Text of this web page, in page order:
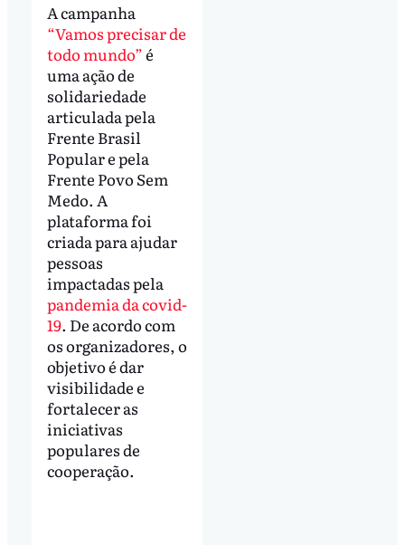
A campanha
“Vamos precisar de
todo mundo”é
uma ação de
solidariedade
articulada pela
Frente Brasil
Popular e pela
Frente Povo Sem
Medo. A
plataforma foi
criada para ajudar
pessoas
impactadas pela
pandemia da covid-
19. De acordo com
os organizadores, o
objetivo é dar
visibilidade e
fortalecer as
iniciativas
populares de
cooperação.